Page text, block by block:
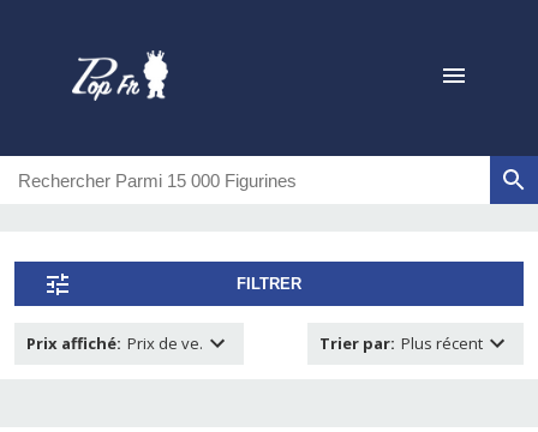
FILTRER
Prix affiché: Prix de ve. Trier par: Plus récent